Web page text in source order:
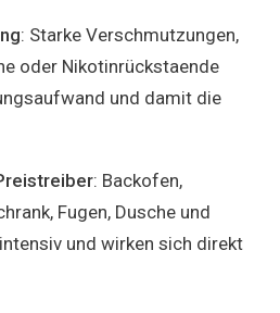
: Starke Verschmutzungen,
oder Nikotinrückstaende
und damit die
: Backofen,
Fugen, Dusche und
und wirken sich direkt